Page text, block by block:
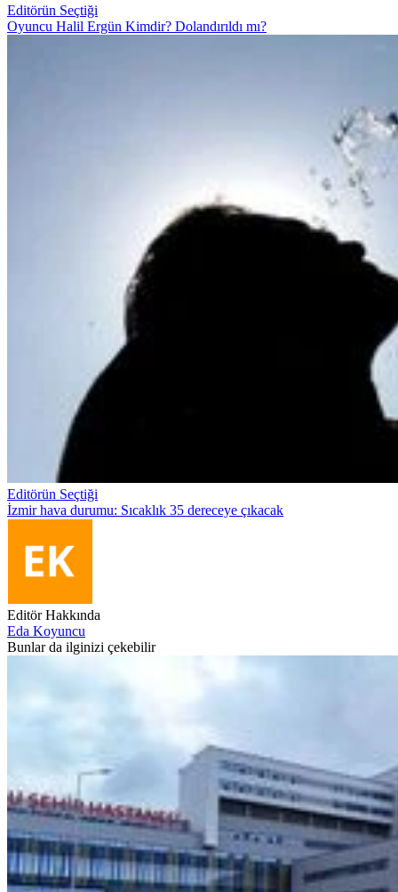
Editörün Seçtiği
Oyuncu Halil Ergün Kimdir? Dolandırıldı mı?
Editörün Seçtiği
İzmir hava durumu: Sıcaklık 35 dereceye çıkacak
Editör Hakkında
Eda Koyuncu
Bunlar da ilginizi çekebilir